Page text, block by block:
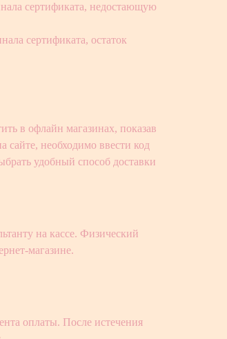
сертификата, недостающую
сертификата, остаток
в офлайн магазинах, показав
сайте, необходимо ввести код
удобный способ доставки
на кассе. Физический
магазине.
оплаты. После истечения